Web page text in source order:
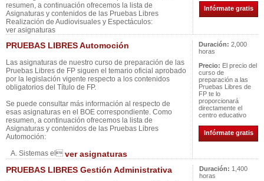
resumen, a continuación ofrecemos la lista de
Asignaturas y contenidos de las Pruebas Libres
Realización de Audiovisuales y Espectáculos:
ver asignaturas
Infórmate gratis
PRUEBAS LIBRES Automoción
Las asignaturas de nuestro curso de preparación de las
Pruebas Libres de FP siguen el temario oficial aprobado
por la legislación vigente respecto a los contenidos
obligatorios del Título de FP.
Se puede consultar más información al respecto de
esas asignaturas en el BOE correspondiente. Como
resumen, a continuación ofrecemos la lista de
Asignaturas y contenidos de las Pruebas Libres
Automoción:
A. Sistemas el ver asignaturas
Duración: 2,000
horas
Precio: El precio del
curso de
preparación a las
Pruebas Libres de
FP te lo
proporcionará
directamente el
centro educativo
Infórmate gratis
PRUEBAS LIBRES Gestión Administrativa Duración: 1,400
horas